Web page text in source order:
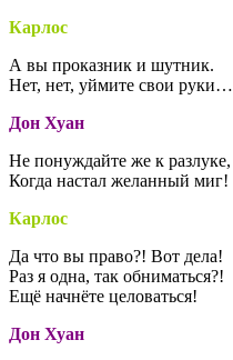
Карлос
А вы проказник и шутник.
Нет, нет, уймите свои руки…
Дон Хуан
Не понуждайте же к разлуке,
Когда настал желанный миг!
Карлос
Да что вы право?! Вот дела!
Раз я одна, так обниматься?!
Ещё начнёте целоваться!
Дон Хуан